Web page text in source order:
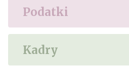
Podatki
Kadry